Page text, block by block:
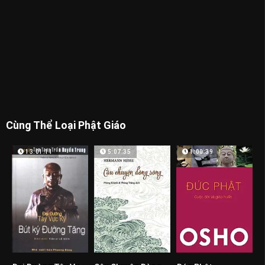
Cùng Thể Loại Phật Giáo
13:01:11 5:07:35 1:00:39